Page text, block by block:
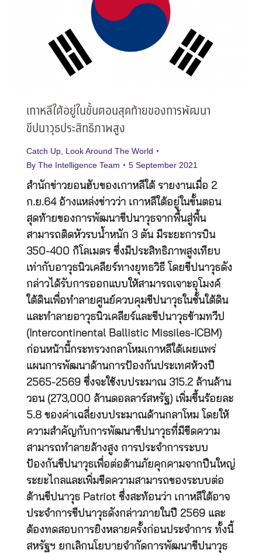
เกาหลีใต้อยู่ในขั้นตอนสุดท้ายของการพัฒนา
ขีปนาวุธประสิทธิภาพสูง
Catch Up Look Around The World
By The Intelligence Team 5 September 2021
สำนักข่าวยอนฮับของเกาหลีใต้ รายงานเมื่อ 2
ก.ย.64 อ้างแหล่งข่าวว่า เกาหลีใต้อยู่ในขั้นตอน
สุดท้ายของการพัฒนาขีปนาวุธจากพื้นสู่พื้น
สามารถติดหัวรบน้ำหนัก 3 ตัน มีระยะการบิน
350-400 กิโลเมตร ซึ่งมีประสิทธิภาพสูงเทียบ
เท่ากับอาวุธนิวเคลียร์ทางยุทธวิธี โดยขีปนาวุธดัง
กล่าวได้รับการออกแบบให้สามารถเจาะอุโมงค์
ใต้ดินเพื่อทำลายศูนย์ควบคุมขีปนาวุธในชั้นใต้ดิน
และทำลายอาวุธนิวเคลียร์และขีปนาวุธข้ามทวีป
(Intercontinental Ballistic Missiles-ICBM)
ก่อนหน้านี้กระทรวงกลาโหมเกาหลีใต้เผยแพร่
แผนการพัฒนาด้านการป้องกันประเทศห้วงปี
2565-2569 ซึ่งจะใช้งบประมาณ 315.2 ล้านล้าน
วอน (273,000 ล้านดอลลาร์สหรัฐ) เพิ่มขึ้นร้อยละ
5.8 ของค่าเฉลี่ยงบประมาณด้านกลาโหม โดยให้
ความสำคัญกับการพัฒนาขีปนาวุธที่มีขีดความ
สามารถทำลายล้างสูง การประจำการระบบ
ป้องกันขีปนาวุธเพื่อต่อต้านภัยคุกคามจากปืนใหญ่
ระยะไกลและเพิ่มขีดความสามารถของระบบต่อ
ต้านขีปนาวุธ Patriot ซึ่งสะท้อนว่า เกาหลีใต้อาจ
ประจำการขีปนาวุธดังกล่าวภายในปี 2569 และ
ต้องทดสอบการยิงหลายครั้งก่อนประจำการ ทั้งนี้
สหรัฐฯ ยกเลิกนโยบายจำกัดการพัฒนาขีปนาวุธ